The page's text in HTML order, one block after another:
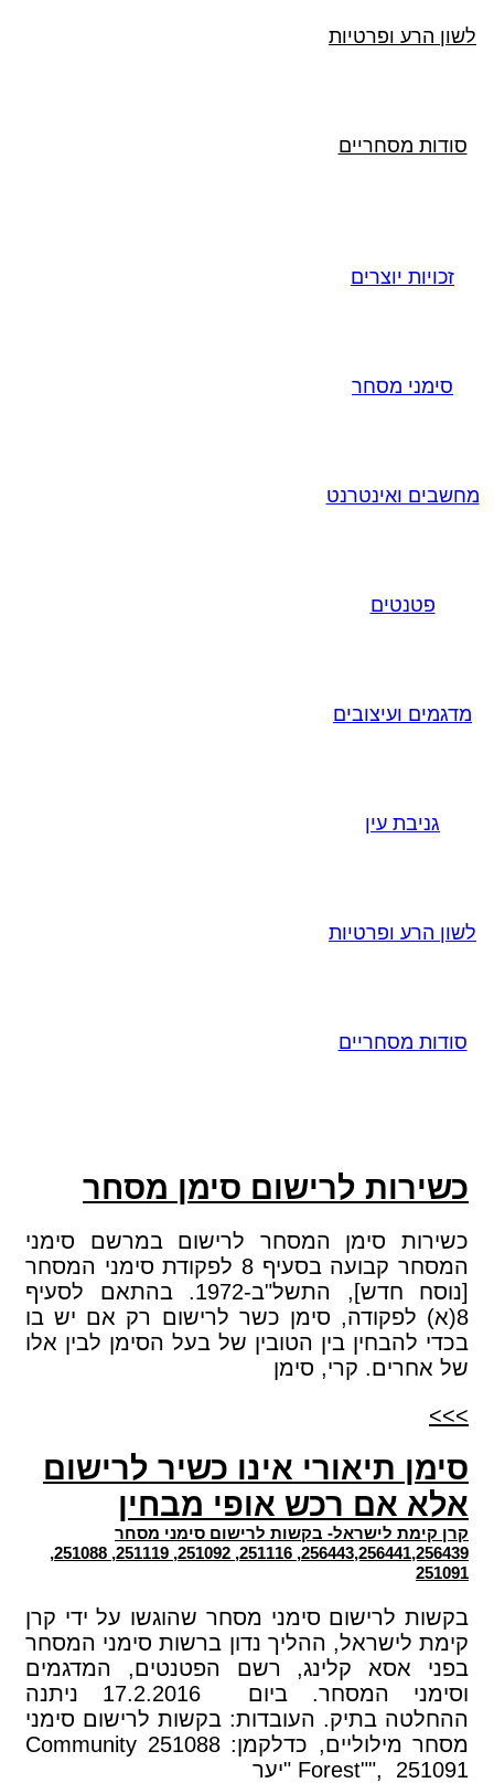
לשון הרע ופרטיות
סודות מסחריים
זכויות יוצרים
סימני מסחר
מחשבים ואינטרנט
פטנטים
מדגמים ועיצובים
גניבת עין
לשון הרע ופרטיות
סודות מסחריים
כשירות לרישום סימן מסחר
כשירות סימן המסחר לרישום במרשם סימני
המסחר קבועה בסעיף 8 לפקודת סימני המסחר
[נוסח חדש], התשל"ב-1972. בהתאם לסעיף
8(א) לפקודה, סימן כשר לרישום רק אם יש בו
בכדי להבחין בין הטובין של בעל הסימן לבין אלו
של אחרים. קרי, סימן
>>>
סימן תיאורי אינו כשיר לרישום
אלא אם רכש אופי מבחין
קרן קימת לישראל- בקשות לרישום סימני מסחר
256443,256441,256439, 251116, 251092, 251119, 251088,
251091
בקשות לרישום סימני מסחר שהוגשו על ידי קרן
קימת לישראל, ההליך נדון ברשות סימני המסחר
בפני אסא קלינג, רשם הפטנטים, המדגמים
וסימני המסחר. ביום 17.2.2016 ניתנה
ההחלטה בתיק. העובדות: בקשות לרישום סימני
מסחר מילוליים, כדלקמן: 251088 Community
Forest"", 251091 "יער